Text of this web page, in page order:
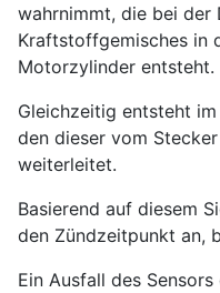
wahrnimmt, die bei der
Kraftstoffgemisches in
Motorzylinder entsteht.
Gleichzeitig entsteht
den dieser vom
weiterleitet.
Basierend auf diesem
den Zündzeitpunkt an,
Ein Ausfall des